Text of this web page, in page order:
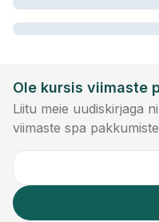
Ole kursis viimaste
Liitu meie uudiskirjaga
viimaste spa